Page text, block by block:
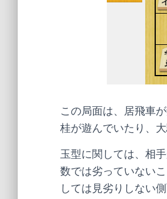
この局面は、居飛車
桂が遊んでいたり、
玉型に関しては、相
数では劣っていない
しては見劣りしない